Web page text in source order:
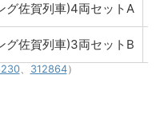
グ佐賀列車)4両セットA
グ佐賀列車)3両セットB
、 312864）